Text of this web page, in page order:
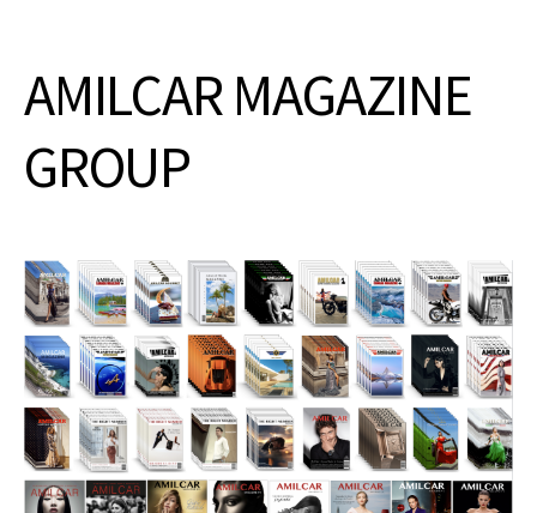
AMILCAR MAGAZINE
GROUP